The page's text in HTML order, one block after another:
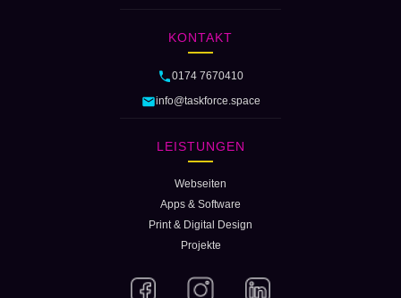
KONTAKT
0174 7670410
info@taskforce.space
LEISTUNGEN
Webseiten
Apps & Software
Print & Digital Design
Projekte